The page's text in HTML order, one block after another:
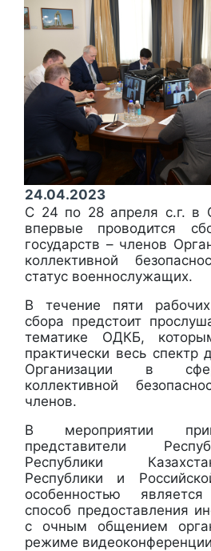
24.04.2023
С 24 по 28 апреля с.г. в
впервые проводится
государств – членов
коллективной
статус военнослужащих.
В течение пяти
сбора предстоит
тематике ОДКБ,
практически весь спектр
Организации в
коллективной
членов.
В мероприятии
представители
Республики
Республики и
особенностью
способ предоставления
с очным общением
режиме